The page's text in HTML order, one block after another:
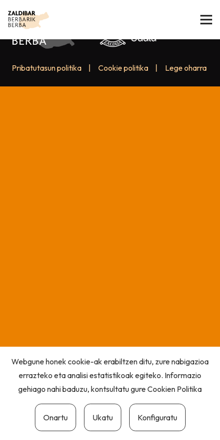
Pribatutasun politika Cookie politika Lege oharra
Webgune honek cookie-ak erabiltzen ditu, zure nabigazioa
errazteko eta analisi estatistikoak egiteko. Informazio
gehiago nahi baduzu, kontsultatu gureCookien Politika
Onartu Ukatu Konfiguratu